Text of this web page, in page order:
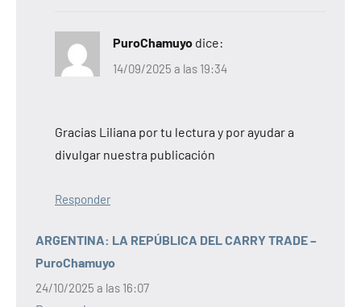
PuroChamuyo dice:
14/09/2025 a las 19:34
Gracias Liliana por tu lectura y por ayudar a
divulgar nuestra publicación
Responder
ARGENTINA: LA REPÚBLICA DEL CARRY TRADE –
PuroChamuyo
24/10/2025 a las 16:07